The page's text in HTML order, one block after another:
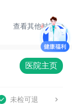
查看其他时间
医院主页
未检可退